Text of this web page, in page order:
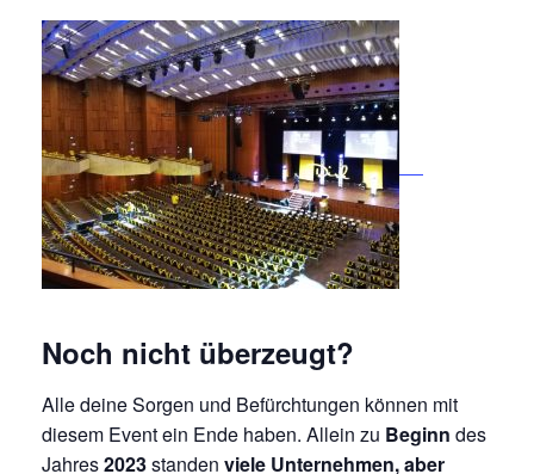
Noch nicht überzeugt?
Alle deine Sorgen und Befürchtungen können mit
diesem Event ein Ende haben. Allein zu Beginn des
Jahres2023standen viele Unternehmen, aber